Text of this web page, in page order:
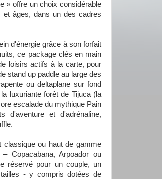
» offre un choix considérable
et âges, dans un des cadres
d'énergie grâce à son forfait
ce package clés en main
loisirs actifs à la carte, pour
stand up paddle au large des
ou deltaplane sur fond
luxuriante forêt de Tijuca (la
escalade du mythique Pain
d'aventure et d'adrénaline,
classique ou haut de gamme
Copacabana, Arpoador ou
réservé pour un couple, un
- y compris dotées de